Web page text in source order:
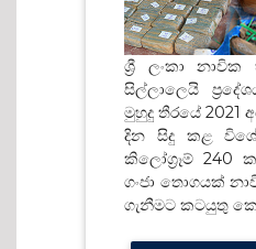
ශ්‍රී ලංකා නාවික
සිල්ලාලෙයි
මුහුදු තීරයේ 2021
දින සිදු කළ
කිලෝග්‍රෑම් 240
ගංජා තොගයක්
ගැනීමට කටයුතු